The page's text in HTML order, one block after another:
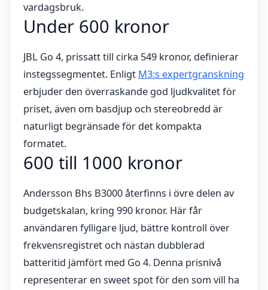
vardagsbruk.
Under 600 kronor
JBL Go 4, prissatt till cirka 549 kronor, definierar
instegssegmentet. Enligt M3:s expertgranskning
erbjuder den överraskande god ljudkvalitet för
priset, även om basdjup och stereobredd är
naturligt begränsade för det kompakta
formatet.
600 till 1000 kronor
Andersson Bhs B3000 återfinns i övre delen av
budgetskalan, kring 990 kronor. Här får
användaren fylligare ljud, bättre kontroll över
frekvensregistret och nästan dubblerad
batteritid jämfört med Go 4. Denna prisnivå
representerar en sweet spot för den som vill ha